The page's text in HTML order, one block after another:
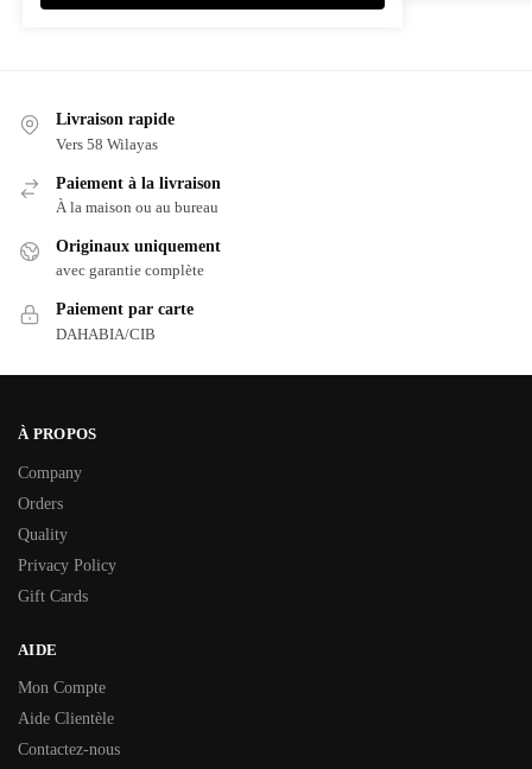
Livraison rapide
Vers 58 Wilayas
Paiement à la livraison
À la maison ou au bureau
Originaux uniquement
avec garantie complète
Paiement par carte
DAHABIA/CIB
À PROPOS
Company
Orders
Quality
Privacy Policy
Gift Cards
AIDE
Mon Compte
Aide Clientèle
Contactez-nous